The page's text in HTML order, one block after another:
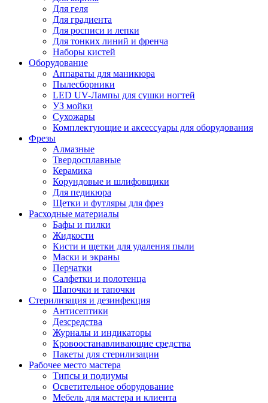
Для геля
Для градиента
Для росписи и лепки
Для тонких линий и френча
Наборы кистей
Оборудование
Аппараты для маникюра
Пылесборники
LED UV-Лампы для сушки ногтей
УЗ мойки
Сухожары
Комплектующие и аксессуары для оборудования
Фрезы
Алмазные
Твердосплавные
Керамика
Корундовые и шлифовщики
Для педикюра
Щетки и футляры для фрез
Расходные материалы
Бафы и пилки
Жидкости
Кисти и щетки для удаления пыли
Маски и экраны
Перчатки
Салфетки и полотенца
Шапочки и тапочки
Стерилизация и дезинфекция
Антисептики
Дезсредства
Журналы и индикаторы
Кровоостанавливающие средства
Пакеты для стерилизации
Рабочее место мастера
Типсы и подиумы
Осветительное оборудование
Мебель для мастера и клиента